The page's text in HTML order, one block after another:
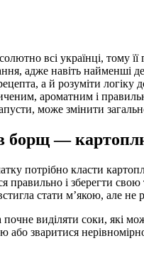
адже навіть найменші
а й розуміти логіку
ароматним і
може змінити
борщ —
потрібно класти
правильно і зберегти
стати м’якою, але не
виділяти соки, які
або зваритися